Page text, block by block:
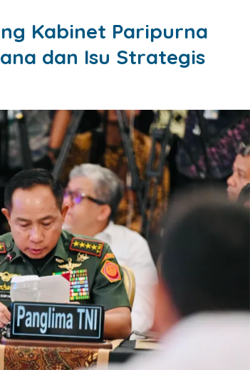
Kabinet Paripurna
dan Isu Strategis